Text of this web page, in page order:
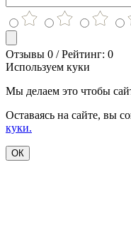
Отзывы 0 / Рейтинг: 0
Используем куки
Мы делаем это чтобы
Оставаясь на сайте, вы
куки.
ОК